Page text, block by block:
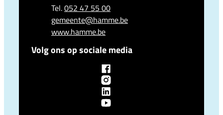
052 47 55 00
E-mailgemeente@hamme.be
Websitewww.hamme.be
Volg ons op sociale media
Lokaal bestuur Hamme
Lokaal bestuur Hamme
Lokaal bestuur Hamme
Lokaal bestuur Hamme